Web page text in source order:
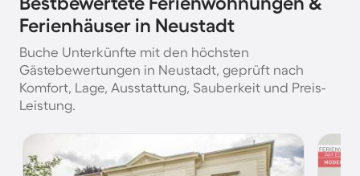
Ferienhäuser in Neustadt
Buche Unterkünfte mit den höchsten
Gästebewertungen in Neustadt, geprüft nach
Komfort, Lage, Ausstattung, Sauberkeit und Preis-
Leistung.